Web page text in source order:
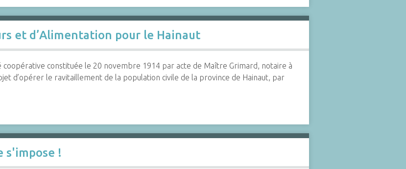
et d’Alimentation pour le Hainaut
coopérative constituée le 20 novembre 1914 par acte de Maître Grimard, notaire à
d’opérer le ravitaillement de la population civile de la province de Hainaut, par
s'impose !